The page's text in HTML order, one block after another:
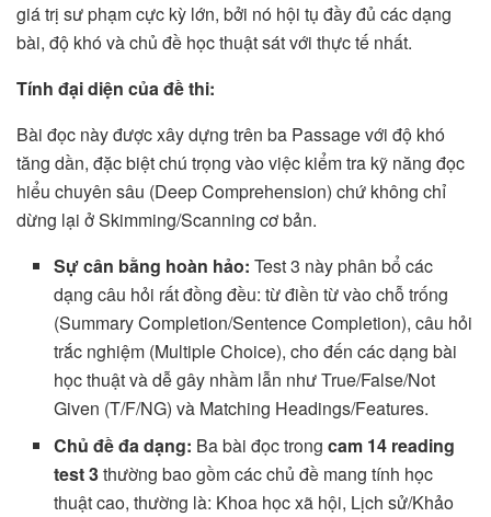
giá trị sư phạm cực kỳ lớn, bởi nó hội tụ đầy đủ các dạng
bài, độ khó và chủ đề học thuật sát với thực tế nhất.
Tính đại diện của đề thi:
Bài đọc này được xây dựng trên ba Passage với độ khó
tăng dần, đặc biệt chú trọng vào việc kiểm tra kỹ năng đọc
hiểu chuyên sâu (Deep Comprehension) chứ không chỉ
dừng lại ở Skimming/Scanning cơ bản.
Sự cân bằng hoàn hảo: Test 3 này phân bổ các
dạng câu hỏi rất đồng đều: từ điền từ vào chỗ trống
(Summary Completion/Sentence Completion), câu hỏi
trắc nghiệm (Multiple Choice), cho đến các dạng bài
học thuật và dễ gây nhầm lẫn như True/False/Not
Given (T/F/NG) và Matching Headings/Features.
Chủ đề đa dạng: Ba bài đọc trongcam 14 reading
test 3thường bao gồm các chủ đề mang tính học
thuật cao, thường là: Khoa học xã hội, Lịch sử/Khảo